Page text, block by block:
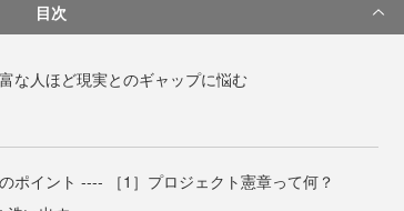
目次
な人ほど現実とのギャップに悩む
ポイント ---- ［1］プロジェクト憲章って何？